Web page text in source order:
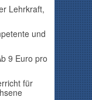
Lehrkraft,
und
9 Euro pro
für